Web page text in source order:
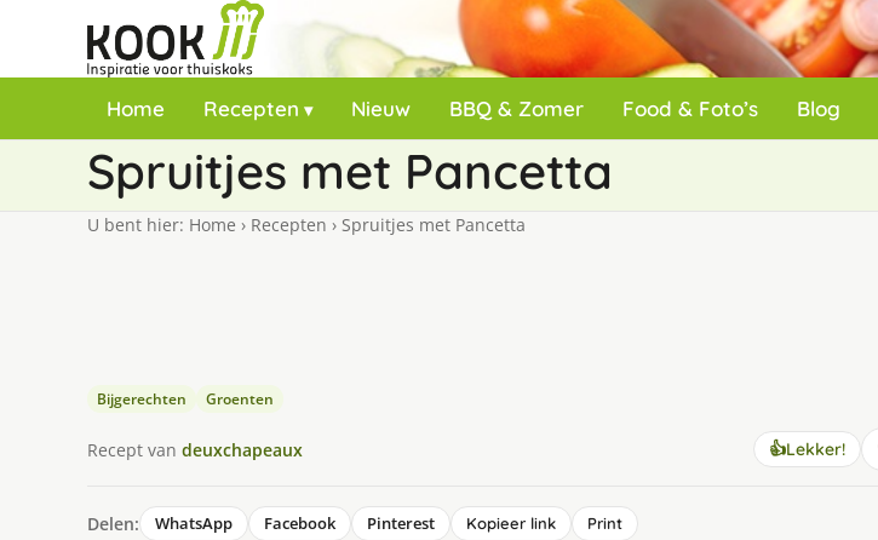
Home Recepten Nieuw BBQ & Zomer Food & Foto’s Blog
Spruitjes met Pancetta
U bent hier: Home › Recepten › Spruitjes met Pancetta
Bijgerechten Groenten
Recept van deuxchapeaux 👍Lekker!
Delen: WhatsApp Facebook Pinterest Kopieer link Print